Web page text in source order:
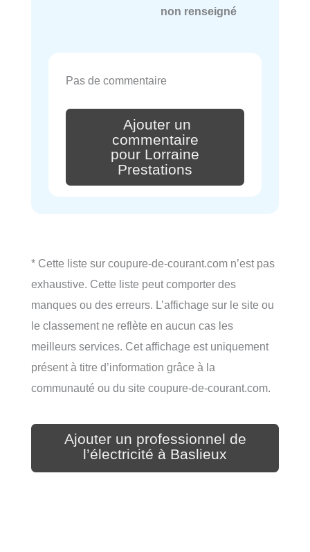
non renseigné
Pas de commentaire
Ajouter un
commentaire
pour Lorraine
Prestations
* Cette liste sur coupure-de-courant.com n’est pas
exhaustive. Cette liste peut comporter des
manques ou des erreurs. L’affichage sur le site ou
le classement ne reflète en aucun cas les
meilleurs services. Cet affichage est uniquement
présent à titre d’information grâce à la
communauté ou du site coupure-de-courant.com.
Ajouter un professionnel de
l’électricité à Baslieux